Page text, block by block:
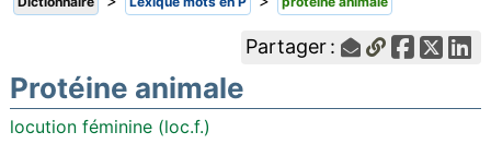
Partager :
Protéine animale
locution féminine (loc.f.)